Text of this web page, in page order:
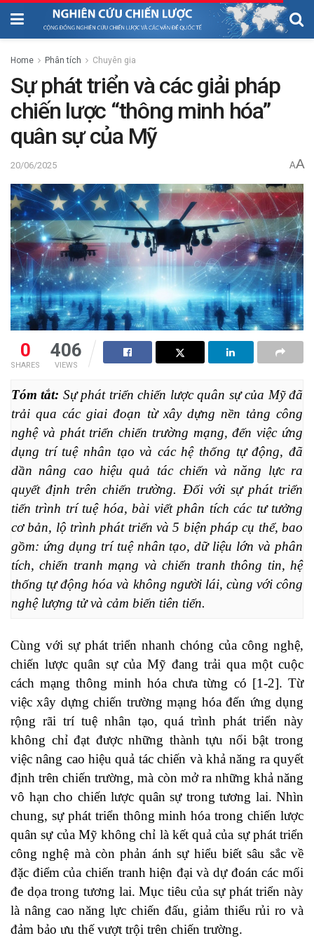
Home Phân tích Chuyên gia
Sự phát triển và các giải pháp
chiến lược “thông minh hóa”
quân sự của Mỹ
20/06/2025 AA
0
SHARES
406
VIEWS
Tóm tắt: Sự phát triển chiến lược quân sự của Mỹ đã
trải qua các giai đoạn từ xây dựng nền tảng công
nghệ và phát triển chiến trường mạng, đến việc ứng
dụng trí tuệ nhân tạo và các hệ thống tự động, đã
dần nâng cao hiệu quả tác chiến và năng lực ra
quyết định trên chiến trường. Đối với sự phát triển
tiến trình trí tuệ hóa, bài viết phân tích các tư tưởng
cơ bản, lộ trình phát triển và 5 biện pháp cụ thể, bao
gồm: ứng dụng trí tuệ nhân tạo, dữ liệu lớn và phân
tích, chiến tranh mạng và chiến tranh thông tin, hệ
thống tự động hóa và không người lái, cùng với công
nghệ lượng tử và cảm biến tiên tiến.
Cùng với sự phát triển nhanh chóng của công nghệ,
chiến lược quân sự của Mỹ đang trải qua một cuộc
cách mạng thông minh hóa chưa từng có [1-2]. Từ
việc xây dựng chiến trường mạng hóa đến ứng dụng
rộng rãi trí tuệ nhân tạo, quá trình phát triển này
không chỉ đạt được những thành tựu nổi bật trong
việc nâng cao hiệu quả tác chiến và khả năng ra quyết
định trên chiến trường, mà còn mở ra những khả năng
vô hạn cho chiến lược quân sự trong tương lai. Nhìn
chung, sự phát triển thông minh hóa trong chiến lược
quân sự của Mỹ không chỉ là kết quả của sự phát triển
công nghệ mà còn phản ánh sự hiểu biết sâu sắc về
đặc điểm của chiến tranh hiện đại và dự đoán các mối
đe dọa trong tương lai. Mục tiêu của sự phát triển này
là nâng cao năng lực chiến đấu, giảm thiểu rủi ro và
đảm bảo ưu thế vượt trội trên chiến trường.